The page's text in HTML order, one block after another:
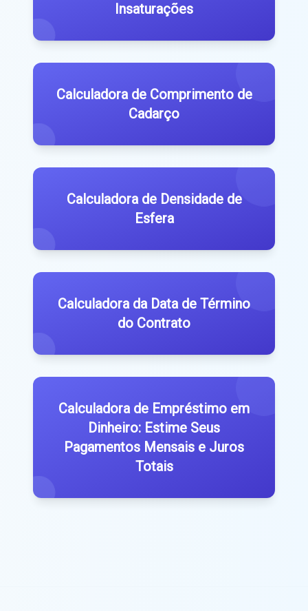
Insaturações
Calculadora de Comprimento de
Cadarço
Calculadora de Densidade de
Esfera
Calculadora da Data de Término
do Contrato
Calculadora de Empréstimo em
Dinheiro: Estime Seus
Pagamentos Mensais e Juros
Totais